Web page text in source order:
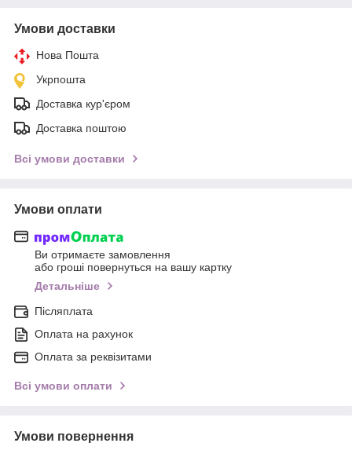
Умови доставки
Нова Пошта
Укрпошта
Доставка кур'єром
Доставка поштою
Всі умови доставки
Умови оплати
Ви отримаєте замовлення
або гроші повернуться на вашу картку
Детальніше
Післяплата
Оплата на рахунок
Оплата за реквізитами
Всі умови оплати
Умови повернення